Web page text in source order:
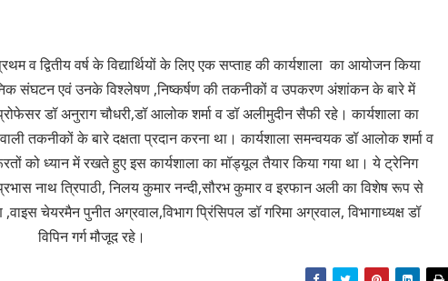
व द्वितीय वर्ष के विद्यार्थियों के लिए एक सप्ताह की कार्यशाला का आयोजन किया
संघटन एवं उनके विश्लेषण ,निष्कर्षण की तकनीकों व उपकरण अंशांकन के बारे में
डॉ अनुराग चौधरी,डॉ आलोक शर्मा व डॉ अलीमुदीन सैफी रहे। कार्यशाला का
तकनीकों के बारे दक्षता प्रदान करना था। कार्यशाला समन्वयक डॉ आलोक शर्मा व
को ध्यान में रखते हुए इस कार्यशाला का मॉड्यूल तैयार किया गया था। ये ट्रेनिग
प्रभास नाथ त्रिपाठी, निलय कुमार नन्दी,सौरभ कुमार व इरफान अली का विशेष रूप से
चेयरमैन पुनीत अग्रवाल,विभाग प्रिंसिपल डॉ गरिमा अग्रवाल, विभागाध्यक्ष डॉ
विपिन गर्ग मौजूद रहे।